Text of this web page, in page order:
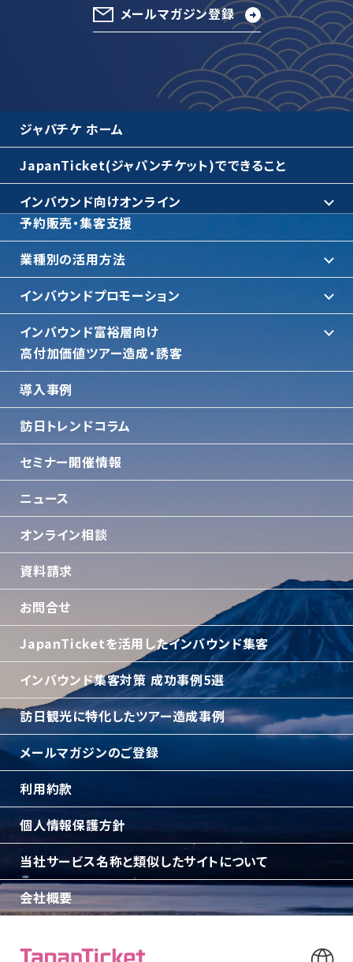
メールマガジン登録
ジャパチケ ホーム
JapanTicket(ジャパンチケット)でできること
インバウンド向けオンライン
予約販売・集客支援
業種別の活用方法
インバウンドプロモーション
インバウンド富裕層向け
⾼付加価値ツアー造成・誘客
導入事例
訪日トレンドコラム
セミナー開催情報
ニュース
オンライン相談
資料請求
お問合せ
JapanTicketを活用したインバウンド集客
インバウンド集客対策 成功事例5選
訪日観光に特化したツアー造成事例
メールマガジンのご登録
利用約款
個人情報保護方針
当社サービス名称と類似したサイトについて
会社概要